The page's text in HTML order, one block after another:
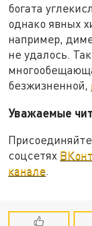
богата
однако явных
например,
не удалось.
безжизненной,
Уважаемые
соцсетях
канале.